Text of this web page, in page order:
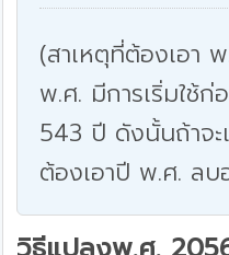
(สาเหตุที่ต้องเอา
พ.ศ. มีการเริ่มใช้ก่
543 ปี ดังนั้นถ้าจ
ต้องเอาปี พ.ศ. ล